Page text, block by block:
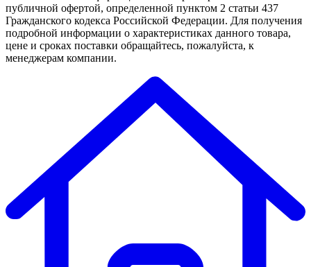
публичной офертой, определенной пунктом 2 статьи 437
Гражданского кодекса Российской Федерации. Для получения
подробной информации о характеристиках данного товара,
цене и сроках поставки обращайтесь, пожалуйста, к
менеджерам компании.